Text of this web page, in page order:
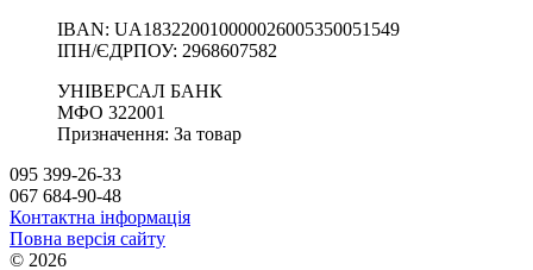
IBAN: UA183220010000026005350051549
IПН/ЄДРПОУ: 2968607582
УНІВЕРСАЛ БАНК
МФО 322001
Призначення: За товар
095 399-26-33
067 684-90-48
Контактна інформація
Повна версія сайту
© 2026